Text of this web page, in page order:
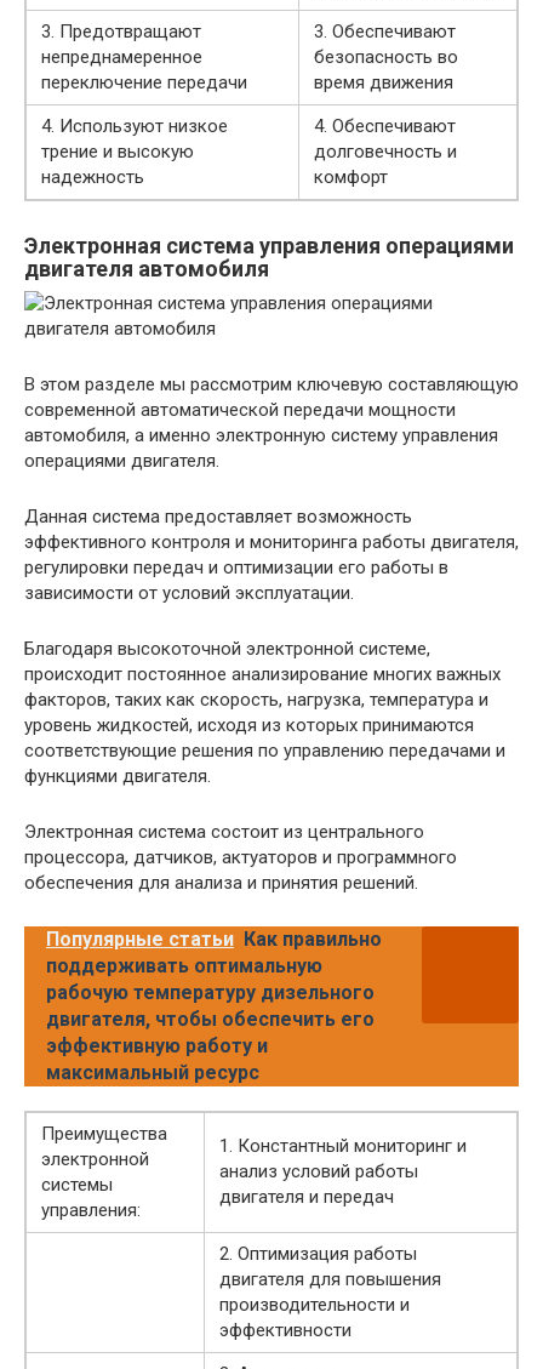
3. Предотвращают
непреднамеренное
переключение передачи
3. Обеспечивают
безопасность во
время движения
4. Используют низкое
трение и высокую
надежность
4. Обеспечивают
долговечность и
комфорт
Электронная система управления операциями
двигателя автомобиля
В этом разделе мы рассмотрим ключевую составляющую
современной автоматической передачи мощности
автомобиля, а именно электронную систему управления
операциями двигателя.
Данная система предоставляет возможность
эффективного контроля и мониторинга работы двигателя,
регулировки передач и оптимизации его работы в
зависимости от условий эксплуатации.
Благодаря высокоточной электронной системе,
происходит постоянное анализирование многих важных
факторов, таких как скорость, нагрузка, температура и
уровень жидкостей, исходя из которых принимаются
соответствующие решения по управлению передачами и
функциями двигателя.
Электронная система состоит из центрального
процессора, датчиков, актуаторов и программного
обеспечения для анализа и принятия решений.
Популярные статьи Как правильно
поддерживать оптимальную
рабочую температуру дизельного
двигателя, чтобы обеспечить его
эффективную работу и
максимальный ресурс
Преимущества
электронной
системы
управления:
1. Константный мониторинг и
анализ условий работы
двигателя и передач
2. Оптимизация работы
двигателя для повышения
производительности и
эффективности